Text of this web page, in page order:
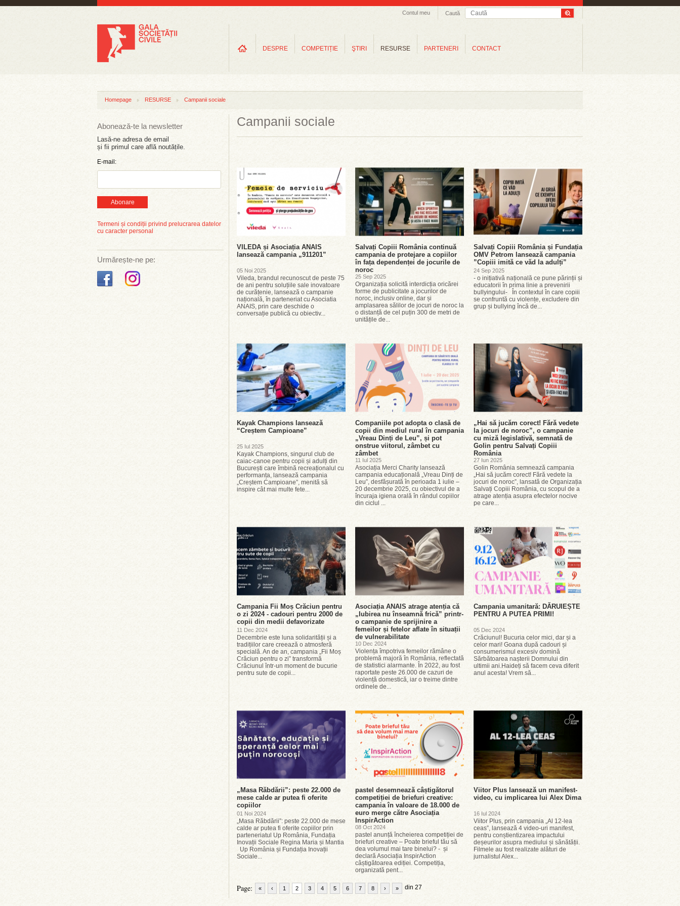
Caută
Contul meu
DESPRE COMPETIȚIE ŞTIRI RESURSE PARTENERI CONTACT
Homepage RESURSE Campanii sociale
Abonează-te la newsletter
Lasă-ne adresa de email
și fii primul care află noutățile.
E-mail:
Abonare
Termeni și condiții privind prelucrarea datelor
cu caracter personal
Urmărește-ne pe:
Campanii sociale
VILEDA și Asociația ANAIS
lansează campania „911201”
05 Noi 2025
Vileda, brandul recunoscut de peste 75
de ani pentru soluțiile sale inovatoare
de curățenie, lansează o campanie
națională, în parteneriat cu Asociatia
ANAIS, prin care deschide o
conversație publică cu obiectiv...
Salvați Copiii România continuă
campania de protejare a copiilor
în fața dependenței de jocurile de
noroc
25 Sep 2025
Organizația solicită interdicția oricărei
forme de publicitate a jocurilor de
noroc, inclusiv online, dar și
amplasarea sălilor de jocuri de noroc la
o distanță de cel puțin 300 de metri de
unitățile de...
Salvați Copiii România și Fundația
OMV Petrom lansează campania
”Copiii imită ce văd la adulți”
24 Sep 2025
- o inițiativă națională ce pune părinții și
educatorii în prima linie a prevenirii
bullyingului- În contextul în care copiii
se confruntă cu violențe, excludere din
grup și bullying încă de...
Kayak Champions lansează
“Creștem Campioane”
25 Iul 2025
Kayak Champions, singurul club de
caiac-canoe pentru copii și adulți din
București care îmbină recreaționalul cu
performanța, lansează campania
„Creștem Campioane”, menită să
inspire cât mai multe fete...
Companiile pot adopta o clasă de
copii din mediul rural în campania
„Vreau Dinți de Leu”, și pot
onstrue viitorul, zâmbet cu
zâmbet
11 Iul 2025
Asociația Merci Charity lansează
campania educațională „Vreau Dinți de
Leu”, desfășurată în perioada 1 iulie –
20 decembrie 2025, cu obiectivul de a
încuraja igiena orală în rândul copiilor
din ciclul ...
„Hai să jucăm corect! Fără vedete
la jocuri de noroc”, o campanie
cu miză legislativă, semnată de
Golin pentru Salvați Copiii
România
27 Iun 2025
Golin România semnează campania
„Hai să jucăm corect! Fără vedete la
jocuri de noroc”, lansată de Organizația
Salvați Copiii România, cu scopul de a
atrage atenția asupra efectelor nocive
pe care...
Campania Fii Moș Crăciun pentru
o zi 2024 - cadouri pentru 2000 de
copii din medii defavorizate
11 Dec 2024
Decembrie este luna solidarității și a
tradițiilor care creează o atmosferă
specială. An de an, campania „Fii Moș
Crăciun pentru o zi” transformă
Crăciunul într-un moment de bucurie
pentru sute de copii...
Asociația ANAIS atrage atenția că
„Iubirea nu înseamnă frică” printr-
o campanie de sprijinire a
femeilor și fetelor aflate în situații
de vulnerabilitate
10 Dec 2024
Violența împotriva femeilor rămâne o
problemă majoră în România, reflectată
de statistici alarmante. În 2022, au fost
raportate peste 26.000 de cazuri de
violență domestică, iar o treime dintre
ordinele de...
Campania umanitară: DĂRUIEȘTE
PENTRU A PUTEA PRIMI!
05 Dec 2024
Crăciunul! Bucuria celor mici, dar și a
celor mari! Goana după cadouri și
consumerismul excesiv domină
Sărbătoarea nașterii Domnului din
ultimii ani.Haideți să facem ceva diferit
anul acesta! Vrem să...
„Masa Răbdării”: peste 22.000 de
mese calde ar putea fi oferite
copiilor
01 Noi 2024
„Masa Răbdării”: peste 22.000 de mese
calde ar putea fi oferite copiilor prin
parteneriatul Up România, Fundația
Inovații Sociale Regina Maria și Mantia
Up România și Fundația Inovații
Sociale...
pastel desemnează câștigătorul
competiției de briefuri creative:
campania în valoare de 18.000 de
euro merge către Asociația
InspirAction
08 Oct 2024
pastel anunță încheierea competiției de
briefuri creative – Poate brieful tău să
dea volumul mai tare binelui? - și
declară Asociația InspirAction
câștigătoarea ediției. Competiția,
organizată pent...
Viitor Plus lansează un manifest-
video, cu implicarea lui Alex Dima
16 Iul 2024
Viitor Plus, prin campania „Al 12-lea
ceas”, lansează 4 video-uri manifest,
pentru conștientizarea impactului
deșeurilor asupra mediului și sănătății.
Filmele au fost realizate alături de
jurnalistul Alex...
Page: « ‹ 1 2 3 4 5 6 7 8 din 27
› »